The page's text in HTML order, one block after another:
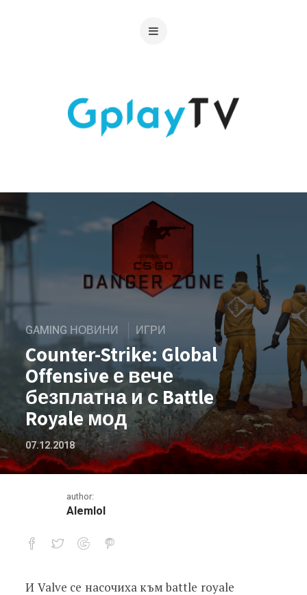
GAMING НОВИНИ ИГРИ
Counter-Strike: Global
Offensive е вече
безплатна и с Battle
Royale мод
07.12.2018
author:
Alemlol
И Valve се насочиха към battle royale